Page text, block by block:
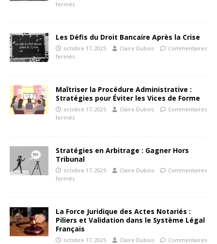
fermés
Les Défis du Droit Bancaire Après la Crise
octobre 17, 2025 Claire Dubois
Commentaires
fermés
Maîtriser la Procédure Administrative :
Stratégies pour Éviter les Vices de Forme
octobre 17, 2025 Claire Dubois
Commentaires
fermés
Stratégies en Arbitrage : Gagner Hors
Tribunal
octobre 17, 2025 Claire Dubois
Commentaires
fermés
La Force Juridique des Actes Notariés :
Piliers et Validation dans le Système Légal
Français
octobre 17, 2025 Claire Dubois
Commentaires